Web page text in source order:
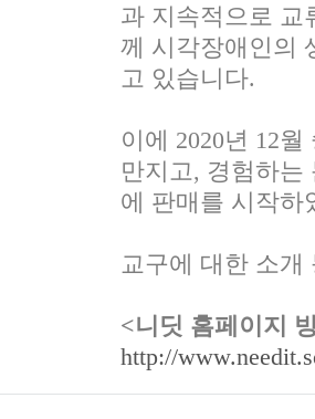
과 지속적으로 교
께 시각장애인의
고 있습니다.
이에 2020년 12
만지고, 경험하는
에 판매를 시작하
교구에 대한 소
<니딧 홈페이지
http://